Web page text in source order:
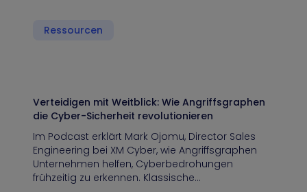
Ressourcen
Verteidigen mit Weitblick: Wie Angriffsgraphen
die Cyber-Sicherheit revolutionieren
Im Podcast erklärt Mark Ojomu, Director Sales
Engineering bei XM Cyber, wie Angriffsgraphen
Unternehmen helfen, Cyberbedrohungen
frühzeitig zu erkennen. Klassische…